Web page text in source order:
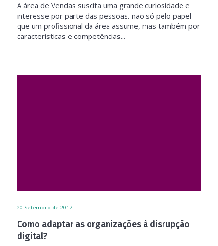
A área de Vendas suscita uma grande curiosidade e
interesse por parte das pessoas, não só pelo papel
que um profissional da área assume, mas também por
características e competências...
20 Setembro de 2017
Como adaptar as organizações à disrupção
digital?